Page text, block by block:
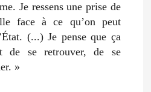
Je ressens une prise de
face à ce qu’on peut
(...) Je pense que ça
de se retrouver, de se
»